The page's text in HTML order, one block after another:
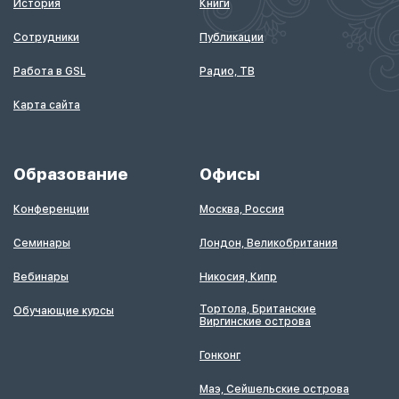
История
Сотрудники
Работа в GSL
Карта сайта
Книги
Публикации
Радио, ТВ
Образование
Конференции
Семинары
Вебинары
Обучающие курсы
Офисы
Москва, Россия
Лондон, Великобритания
Никосия, Кипр
Тортола, Британские
Виргинские острова
Гонконг
Маэ, Сейшельские острова